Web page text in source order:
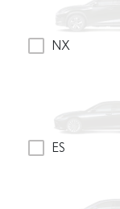
NX
ES